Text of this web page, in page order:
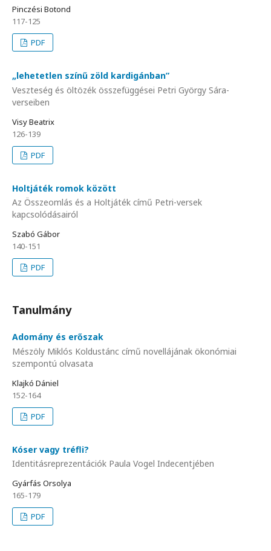
Pinczési Botond
117-125
PDF
„lehetetlen színű zöld kardigánban”
Veszteség és öltözék összefüggései Petri György Sára-
verseiben
Visy Beatrix
126-139
PDF
Holtjáték romok között
Az Összeomlás és a Holtjáték című Petri-versek
kapcsolódásairól
Szabó Gábor
140-151
PDF
Tanulmány
Adomány és erőszak
Mészöly Miklós Koldustánc című novellájának ökonómiai
szempontú olvasata
Klajkó Dániel
152-164
PDF
Kóser vagy tréfli?
Identitásreprezentációk Paula Vogel Indecentjében
Gyárfás Orsolya
165-179
PDF